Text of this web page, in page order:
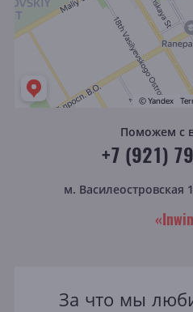
Поможем с
+7 (921)
м. Василеостровская
За что мы